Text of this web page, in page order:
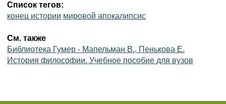
Список тегов:
конец истории мировой апокалипсис
См. также
Библиотека Гумер - Мапельман В., Пенькова Е.
История философии. Учебное пособие для вузов